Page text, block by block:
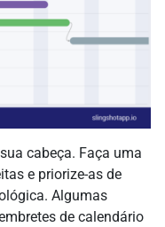
cabeça. Faça uma
e priorize-as de
Algumas
de calendário